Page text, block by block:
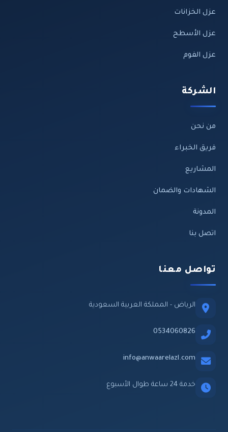
عزل الخزانات
عزل الأسطح
عزل الفوم
الشركة
من نحن
فريق الخبراء
المشاريع
الشهادات والضمان
المدونة
اتصل بنا
تواصل معنا
الرياض - المملكة العربية السعودية
0534060826
info@anwaarelazl.com
خدمة 24 ساعة طوال الأسبوع